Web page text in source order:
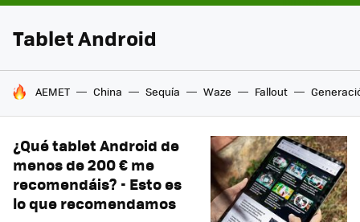
Tablet Android
HOY SE HABLA DE
AEMET China Sequía Waze Fallout
¿Qué tablet Android de
menos de 200 € me
recomendáis? - Esto es
lo que recomendamos